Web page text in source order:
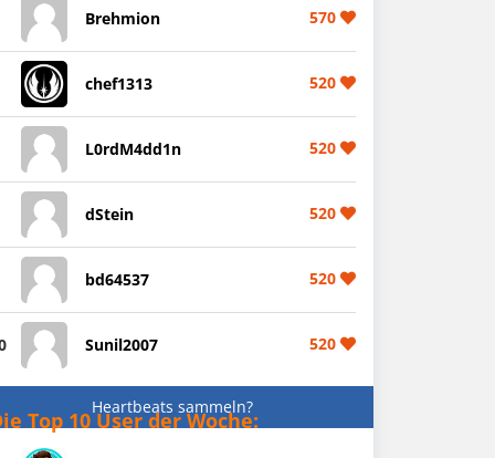
Brehmion 570
chef1313 520
L0rdM4dd1n 520
dStein 520
bd64537 520
Sunil2007 520
Heartbeats sammeln?
Top 10 User der Woche: